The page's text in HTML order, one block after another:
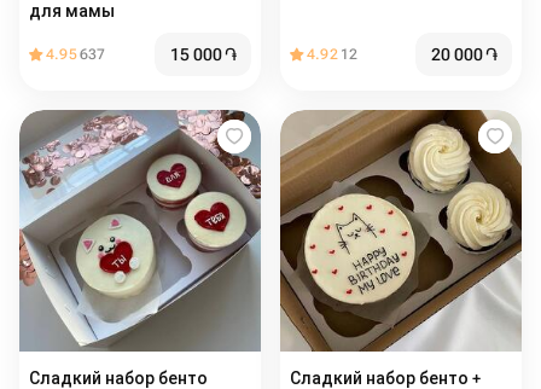
для мамы
4.95637 15 000֏ 4.92 12 20 000֏
Сладкий набор бенто
Сладкий набор бенто +